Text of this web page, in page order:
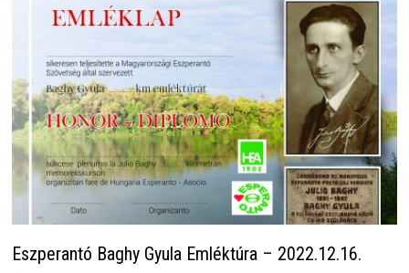
Eszperantó Baghy Gyula Emléktúra – 2022.12.16.